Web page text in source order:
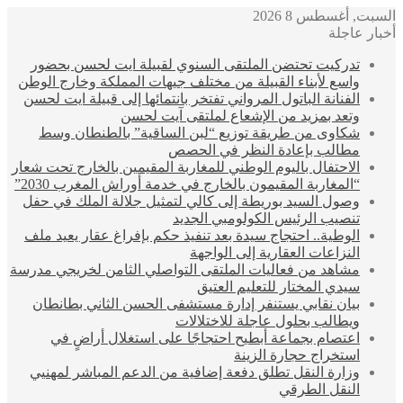
السبت, أغسطس 8 2026
أخبار عاجلة
تدركيت تحتضن الملتقى السنوي لقبيلة ايت لحسن بحضور
واسع لأبناء القبيلة من مختلف جيهات المملكة وخارج الوطن
الفنانة الباتول المرواني تفتخر بانتمائها إلى قبيلة ايت لحسن
وتعد بمزيد من الإشعاع لملتقى آيت لحسن
شكاوى من طريقة توزيع “لبن الساقية” بالطنطان وسط
مطالب بإعادة النظر في الحصص
الاحتفال باليوم الوطني للمغاربة المقيمين بالخارج تحت شعار
“المغاربة المقيمون بالخارج في خدمة أوراش المغرب 2030”
وصول السيد بوريطة إلى كالي لتمثيل جلالة الملك في حفل
تنصيب الرئيس الكولومبي الجديد
الوطية.. احتجاج سيدة بعد تنفيذ حكم بإفراغ عقار يعيد ملف
النزاعات العقارية إلى الواجهة
مشاهد من فعاليات الملتقى التواصلي الثامن لخريجي مدرسة
سيدي المختار للتعليم العتيق
بيان نقابي يستنفر إدارة مستشفى الحسن الثاني بطانطان
ويطالب بحلول عاجلة للاختلالات
اعتصام بجماعة أبطيح احتجاجًا على استغلال أراضٍ في
استخراج حجارة الزينة
وزارة النقل تطلق دفعة إضافية من الدعم المباشر لمهنيي
النقل الطرقي